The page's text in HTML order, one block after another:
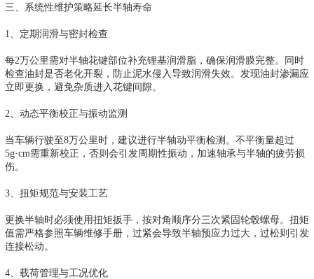
三、系统性维护策略延长半轴寿命
1、定期润滑与密封检查
每2万公里需对半轴花键部位补充锂基润滑脂，确保润滑膜完整。同时
检查油封是否老化开裂，防止泥水侵入导致润滑失效。发现油封渗漏应
立即更换，避免杂质进入花键间隙。
2、动态平衡校正与振动监测
当车辆行驶至8万公里时，建议进行半轴动平衡检测。不平衡量超过
5g·cm需重新校正，否则会引发周期性振动，加速轴承与半轴的疲劳损
伤。
3、扭矩规范与安装工艺
更换半轴时必须使用扭矩扳手，按对角顺序分三次紧固轮毂螺母。扭矩
值需严格参照车辆维修手册，过紧会导致半轴预应力过大，过松则引发
连接松动。
4、载荷管理与工况优化